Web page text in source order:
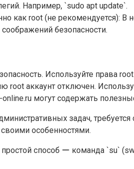
Например, `sudo apt update`.
как root (не рекомендуется): В
безопасности.
Используйте права
root аккаунт отключен.
online.ru могут содержать
задач,
особенностями.
способ ー команда `su`